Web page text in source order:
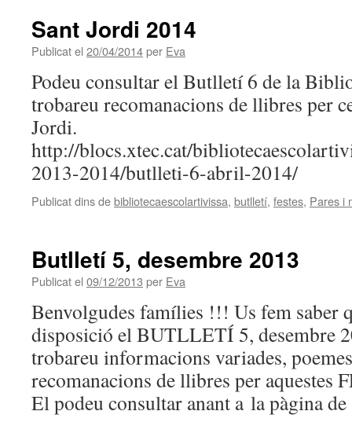
Sant Jordi 2014
Publicat el 20/04/2014per Eva
Podeu consultar el Butlletí 6 de la
trobareu recomanacions de llibres per
Jordi.
http://blocs.xtec.cat/
2013-2014/butlleti-6-abril-2014/
Publicat dins debibliotecaescolartivissa, butlletí, festes, Pares i
Butlletí 5, desembre 2013
Publicat el 09/12/2013 per Eva
Benvolgudes famílies !!! Us fem saber
disposició el BUTLLETÍ 5, desembre
trobareu informacions variades,
recomanacions de llibres per aquestes
El podeu consultar anant a la pàgina